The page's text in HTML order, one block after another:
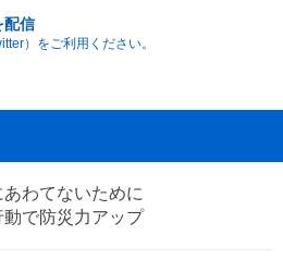
配信
）をご利用ください。
わてないために
で防災力アップ